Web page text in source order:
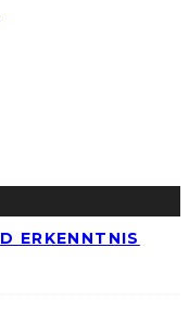
ERKENNTNIS